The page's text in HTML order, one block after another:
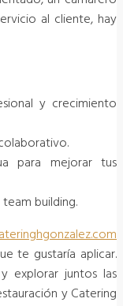
al cliente, hay
y crecimiento
para mejorar tus
building.
te gustaría aplicar.
explorar juntos las
y Catering